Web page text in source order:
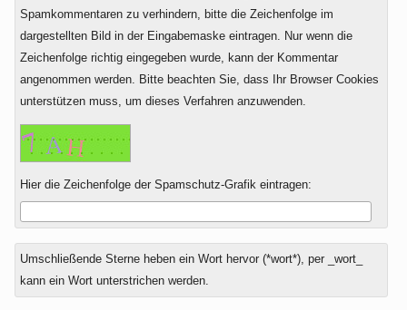
Spamkommentaren zu verhindern, bitte die Zeichenfolge im
dargestellten Bild in der Eingabemaske eintragen. Nur wenn die
Zeichenfolge richtig eingegeben wurde, kann der Kommentar
angenommen werden. Bitte beachten Sie, dass Ihr Browser Cookies
unterstützen muss, um dieses Verfahren anzuwenden.
Hier die Zeichenfolge der Spamschutz-Grafik eintragen:
Umschließende Sterne heben ein Wort hervor (*wort*), per _wort_
kann ein Wort unterstrichen werden.